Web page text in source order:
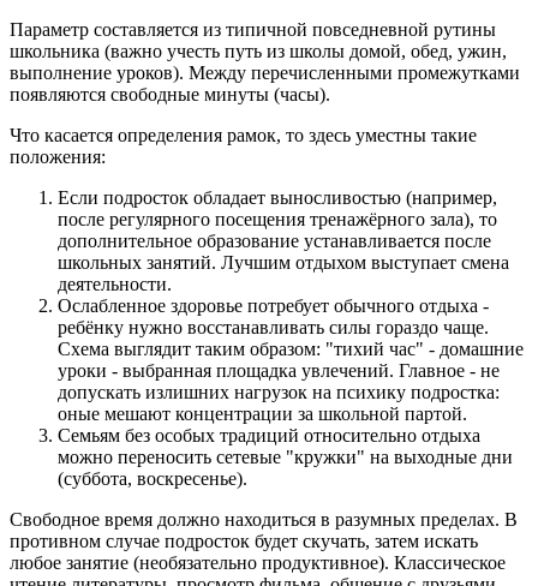
Параметр составляется из типичной повседневной рутины
школьника (важно учесть путь из школы домой, обед, ужин,
выполнение уроков). Между перечисленными промежутками
появляются свободные минуты (часы).
Что касается определения рамок, то здесь уместны такие
положения:
Если подросток обладает выносливостью (например,
после регулярного посещения тренажёрного зала), то
дополнительное образование устанавливается после
школьных занятий. Лучшим отдыхом выступает смена
деятельности.
Ослабленное здоровье потребует обычного отдыха -
ребёнку нужно восстанавливать силы гораздо чаще.
Схема выглядит таким образом: "тихий час" - домашние
уроки - выбранная площадка увлечений. Главное - не
допускать излишних нагрузок на психику подростка:
оные мешают концентрации за школьной партой.
Семьям без особых традиций относительно отдыха
можно переносить сетевые "кружки" на выходные дни
(суббота, воскресенье).
Свободное время должно находиться в разумных пределах. В
противном случае подросток будет скучать, затем искать
любое занятие (необязательно продуктивное). Классическое